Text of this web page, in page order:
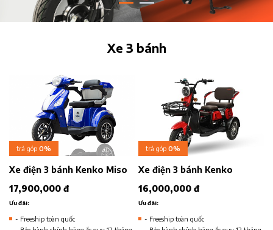
Xe 3 bánh
trả góp 0%
Xe điện 3 bánh Kenko Miso
17,900,000 đ
Ưu đãi:
- Freeship toàn quốc
trả góp 0%
Xe điện 3 bánh Kenko
16,000,000 đ
Ưu đãi:
- Freeship toàn quốc